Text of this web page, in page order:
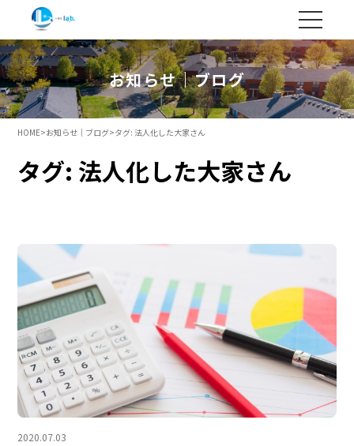
お知らせ｜ブログ
HOME>お知らせ｜ブログ>タグ: 法人化した大家さん
タグ: 法人化した大家さん
2020.07.03